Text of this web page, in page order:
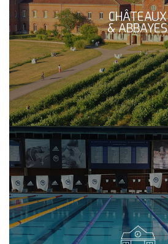
CHÂTEAUX
& ABBAYES